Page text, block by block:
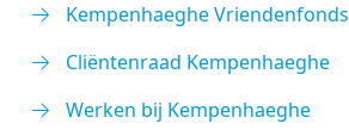
Kempenhaeghe Vriendenfonds
Cliëntenraad Kempenhaeghe
Werken bij Kempenhaeghe